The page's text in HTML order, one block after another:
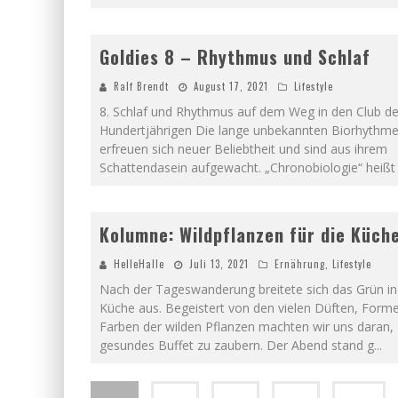
Goldies 8 – Rhythmus und Schlaf
Ralf Brendt August 17, 2021 Lifestyle
8. Schlaf und Rhythmus auf dem Weg in den Club
Hundertjährigen Die lange unbekannten
erfreuen sich neuer Beliebtheit und sind aus ihrem
Schattendasein aufgewacht. „Chronobiologie“ heißt
Kolumne: Wildpflanzen für die Küche
HelleHalle Juli 13, 2021 Ernährung Lifestyle
Nach der Tageswanderung breitete sich das Grün
Küche aus. Begeistert von den vielen Düften,
Farben der wilden Pflanzen machten wir uns daran,
gesundes Buffet zu zaubern. Der Abend stand g...